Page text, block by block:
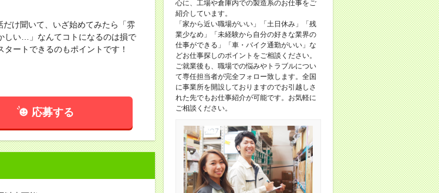
だけ聞いて、いざ始めてみたら「雰
しい…」なんてコトになるのは損で
ートできるのもポイントです！
応募する
心に、工場や倉庫内での製造系のお仕事をご
紹介しています。
「家から近い職場がいい」「土日休み」「残
業少なめ」「未経験から自分の好きな業界の
仕事ができる」「車・バイク通勤がいい」な
どお仕事探しのポイントをご相談ください。
ご就業後も、職場での悩みやトラブルについ
て専任担当者が完全フォロー致します。全国
に事業所を開設しておりますのでお引越しさ
れた先でもお仕事紹介が可能です。お気軽に
ご相談ください。